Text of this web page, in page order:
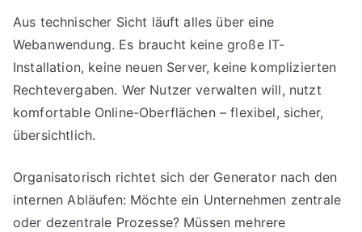
Aus technischer Sicht läuft alles über eine
Webanwendung. Es braucht keine große IT-
Installation, keine neuen Server, keine komplizierten
Rechtevergaben. Wer Nutzer verwalten will, nutzt
komfortable Online-Oberflächen – flexibel, sicher,
übersichtlich.
Organisatorisch richtet sich der Generator nach den
internen Abläufen: Möchte ein Unternehmen zentrale
oder dezentrale Prozesse? Müssen mehrere